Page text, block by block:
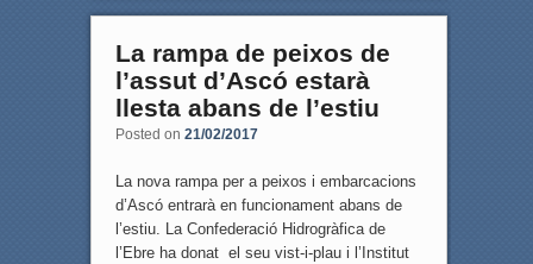
La rampa de peixos de
l’assut d’Ascó estarà
llesta abans de l’estiu
Posted on 21/02/2017
La nova rampa per a peixos i embarcacions
d’Ascó entrarà en funcionament abans de
l’estiu. La Confederació Hidrogràfica de
l’Ebre ha donat el seu vist-i-plau i l’Institut